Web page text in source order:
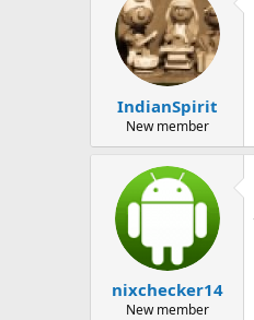
IndianSpirit
New member
nixchecker14
New member